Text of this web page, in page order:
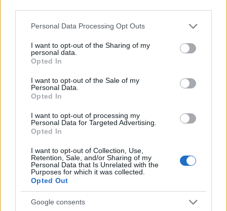
Please note that this website/app uses one or more Google
not limited to your visit or usage behaviour. You may click to
grant or deny consent to Google and its third-party tags to
use your data for below specified purposes in below Google
consent section.
Personal Data Processing Opt Outs
I want to opt-out of the Sharing of my
personal data.
Opted In
I want to opt-out of the Sale of my
Personal Data.
Opted In
I want to opt-out of processing my
Personal Data for Targeted Advertising.
Opted In
I want to opt-out of Collection, Use,
Retention, Sale, and/or Sharing of my
Personal Data that Is Unrelated with the
Purposes for which it was collected.
Opted Out
Google consents
La guerre des géants de la tech : Apple contre OpenAI
Juliette Bernard · 7 Août 2026
NEWS